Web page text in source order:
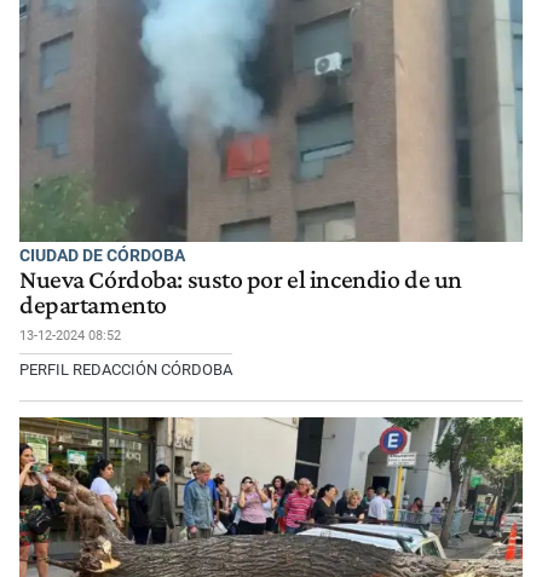
CIUDAD DE CÓRDOBA
Nueva Córdoba: susto por el incendio de un
departamento
13-12-2024 08:52
PERFIL REDACCIÓN CÓRDOBA